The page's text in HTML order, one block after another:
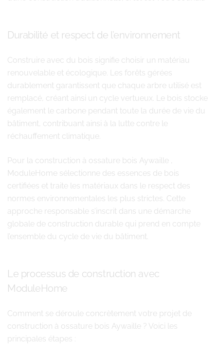
Durabilité et respect de l’environnement
Construire avec du bois signifie choisir un matériau
renouvelable et écologique. Les forêts gérées
durablement garantissent que chaque arbre utilisé est
remplacé, créant ainsi un cycle vertueux. Le bois stocke
également le carbone pendant toute la durée de vie du
bâtiment, contribuant ainsi à la lutte contre le
réchauffement climatique.
Pour la construction à ossature bois Aywaille ,
ModuleHome sélectionne des essences de bois
certifiées et traite les matériaux dans le respect des
normes environnementales les plus strictes. Cette
approche responsable s’inscrit dans une démarche
globale de construction durable qui prend en compte
l’ensemble du cycle de vie du bâtiment.
Le processus de construction avec
ModuleHome
Comment se déroule concrètement votre projet de
construction à ossature bois Aywaille ? Voici les
principales étapes :